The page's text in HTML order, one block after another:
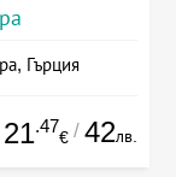
Гърция
21.47
€ / 42лв.